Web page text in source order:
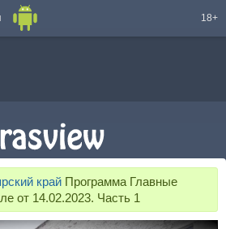
18+
край Программа Главные
от 14.02.2023. Часть 1